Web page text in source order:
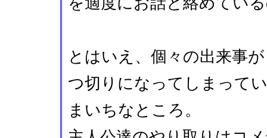
とはいえ、個々の出来事
つ切りになってしまって
まいちなところ。